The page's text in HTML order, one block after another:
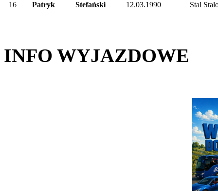
16
Patryk Stefański 12.03.1990 Stal
INFO WYJAZDOWE